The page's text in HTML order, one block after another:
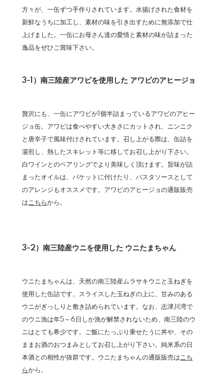
方々が、一缶ずつ手作りされています。水揚げされた食材を
新鮮なうちに加工し、素材の味を引き出すために無添加で仕
上げました。一缶にお母さん達の愛情と素材の味が詰まった
逸品をぜひご賞味下さい。
3-1）南三陸産アワビを使用した アワビのアヒージョ
贅沢にも、一缶にアワビが1個半詰まっているアワビのアヒー
ジョ缶。アワビは食べやすい大きさにカットされ、ニンニク
と唐辛子で風味付けされています。召し上がる際は、缶詰を
湯煎し、熱したスキレット等に移してお召し上がり下さい。
白ワインとのペアリングでより美味しく頂けます。旨味が詰
まったオイルは、バケットに付けたり、パスタソースとして
のアレンジもオススメです。アワビのアヒージョの通販販売
は こちらから。
3-2）南三陸産ウニを使用した ウニたまちゃん
ウニたまちゃんは、天然の南三陸産ムラサキウニと玉ねぎを
使用した缶詰です。スライスした玉ねぎの上に、甘みのある
ウニがぎっしりと敷き詰められています。なお、志津川湾で
のウニ漁は年5～6日しか漁が解禁されないため、南三陸のウ
ニはとても希少です。ご飯にたっぷり乗せたうに丼や、その
ままお酒のおつまみとしてお召し上がり下さい。純米系の日
本酒との相性が抜群です。ウニたまちゃんの通販販売は こち
らから。